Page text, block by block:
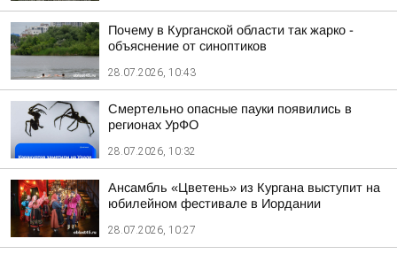
Почему в Курганской области так жарко -
объяснение от синоптиков
28.07.2026, 10:43
Смертельно опасные пауки появились в
регионах УрФО
28.07.2026, 10:32
Ансамбль «Цветень» из Кургана выступит на
юбилейном фестивале в Иордании
28.07.2026, 10:27